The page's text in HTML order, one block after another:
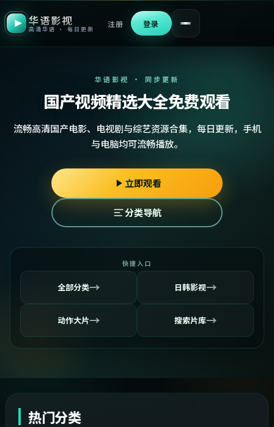
华语影视
高清华语 · 每日更新
注册 登录
华语影视 · 同步更新
国产视频精选大全免费观看
流畅高清国产电影、电视剧与综艺资源合集，每日更新，手机
与电脑均可流畅播放。
立即观看
分类导航
快捷入口
全部分类→ 日韩影视→
动作大片→ 搜索片库→
热门分类